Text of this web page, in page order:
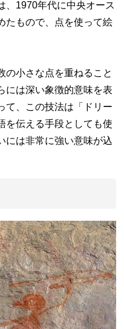
、1970年代に中央オース
たもので、点を使って絵
の小さな点を重ねること
には深い象徴的意味を表
て、この技法は「ドリー
を伝える手段としても使
には非常に強い意味が込